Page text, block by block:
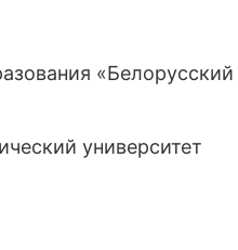
«Белорусский
университет